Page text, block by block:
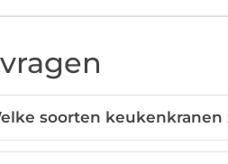
soorten keukenkranen